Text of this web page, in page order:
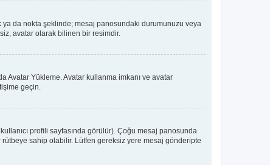
ya da nokta şeklinde; mesaj panosundaki durumunuzu veya
avatar olarak bilinen bir resimdir.
Avatar Yükleme. Avatar kullanma imkanı ve avatar
geçin.
profili sayfasında görülür). Çoğu mesaj panosunda
rütbeye sahip olabilir. Lütfen gereksiz yere mesaj gönderipte